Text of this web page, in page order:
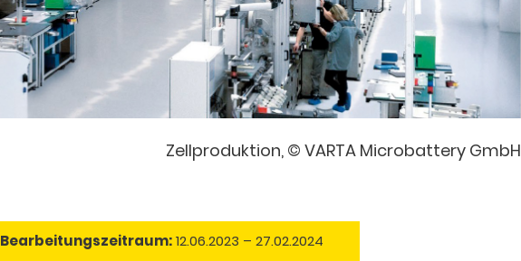
Zellproduktion, © VARTA Microbattery GmbH
Bearbeitungszeitraum:12.06.2023 – 27.02.2024